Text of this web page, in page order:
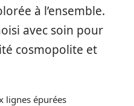
à l’ensemble.
avec soin pour
cosmopolite et
lignes épurées